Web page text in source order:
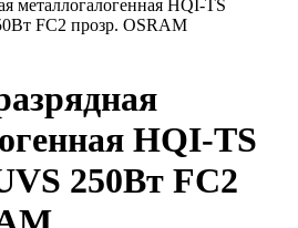
металлогалогенная HQI-TS
FC2 прозр. OSRAM
HQI-TS
250Вт FC2